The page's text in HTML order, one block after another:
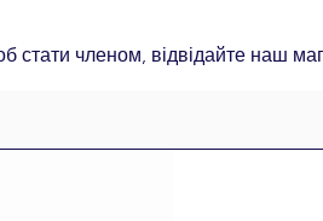
стати членом, відвідайте наш